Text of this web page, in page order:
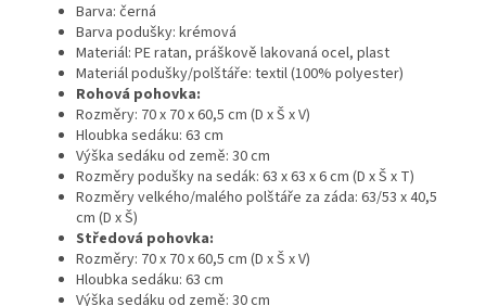
Barva: černá
Barva podušky: krémová
Materiál: PE ratan, práškově lakovaná ocel, plast
Materiál podušky/polštáře: textil (100% polyester)
Rohová pohovka:
Rozměry: 70 x 70 x 60,5 cm (D x Š x V)
Hloubka sedáku: 63 cm
Výška sedáku od země: 30 cm
Rozměry podušky na sedák: 63 x 63 x 6 cm (D x Š x T)
Rozměry velkého/malého polštáře za záda: 63/53 x 40,5
cm (D x Š)
Středová pohovka:
Rozměry: 70 x 70 x 60,5 cm (D x Š x V)
Hloubka sedáku: 63 cm
Výška sedáku od země: 30 cm